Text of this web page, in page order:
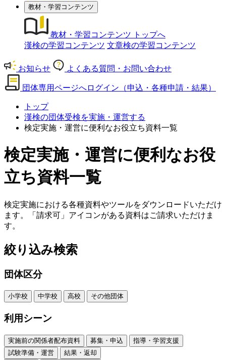
教材・学習コンテンツ
教材・学習コンテンツ トップへ
漢検の学習コンテンツ 文章検の学習コンテンツ
お知らせ よくある質問・お問い合わせ
団体専用ページへログイン （申込・各種申請・結果）
トップ
漢検の団体受検を実施・運営する
検定実施・運営に便利なお役立ち資料一覧
検定実施・運営に便利なお役
立ち資料一覧
検定実施における各種資料やツールをダウンロードいただけ
ます。「請求可」アイコンがある資料はご請求いただけま
す。
絞り込み検索
団体区分
小学校 中学校 高校 その他団体
利用シーン
実施前の関係者配布資料 募集・申込
指導・学習支援
試験準備・運営
結果・返却